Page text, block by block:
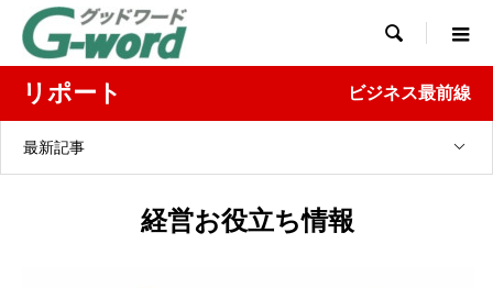

リポート ビジネス最前線
最新記事
経営お役立ち情報